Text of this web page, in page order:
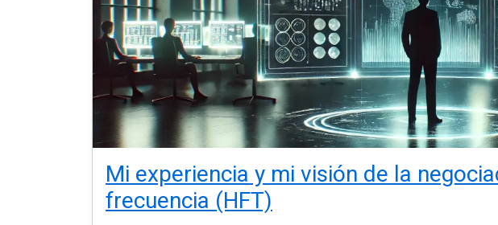
Mi experiencia y mi visión de la
frecuencia (HFT)